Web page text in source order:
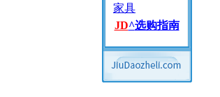
家具
JD^选购指南